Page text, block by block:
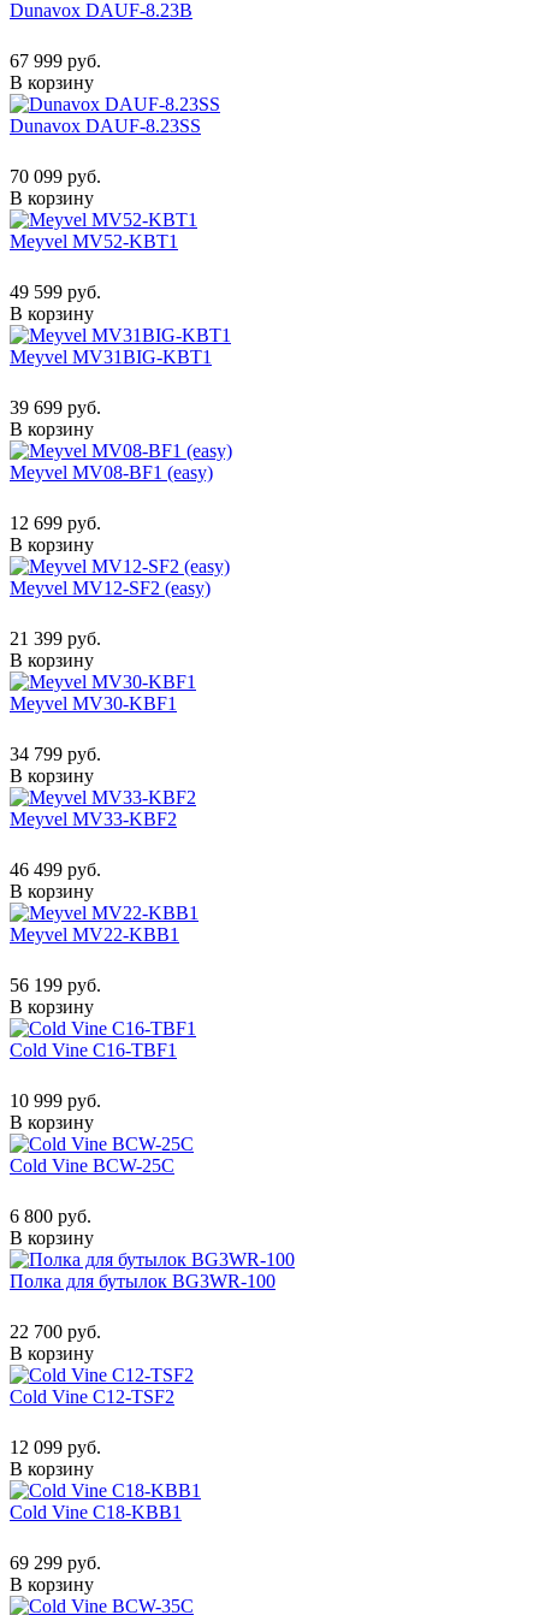
Dunavox DAUF-8.23B
67 999 руб.
В корзину
Dunavox DAUF-8.23SS
70 099 руб.
В корзину
Meyvel MV52-KBT1
49 599 руб.
В корзину
Meyvel MV31BIG-KBT1
39 699 руб.
В корзину
Meyvel MV08-BF1 (easy)
12 699 руб.
В корзину
Meyvel MV12-SF2 (easy)
21 399 руб.
В корзину
Meyvel MV30-KBF1
34 799 руб.
В корзину
Meyvel MV33-KBF2
46 499 руб.
В корзину
Meyvel MV22-KBB1
56 199 руб.
В корзину
Cold Vine C16-TBF1
10 999 руб.
В корзину
Cold Vine BCW-25C
6 800 руб.
В корзину
Полка для бутылок BG3WR-100
22 700 руб.
В корзину
Cold Vine C12-TSF2
12 099 руб.
В корзину
Cold Vine C18-KBB1
69 299 руб.
В корзину